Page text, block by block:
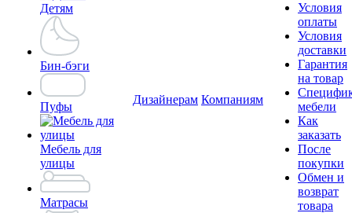
Детям
Бин-бэги
Пуфы
Мебель для
улицы
Матрасы
Дизайнерам Компаниям
Условия
оплаты
Условия
доставки
Гарантия
на товар
мебели
Как
заказать
После
покупки
Обмен и
возврат
товара